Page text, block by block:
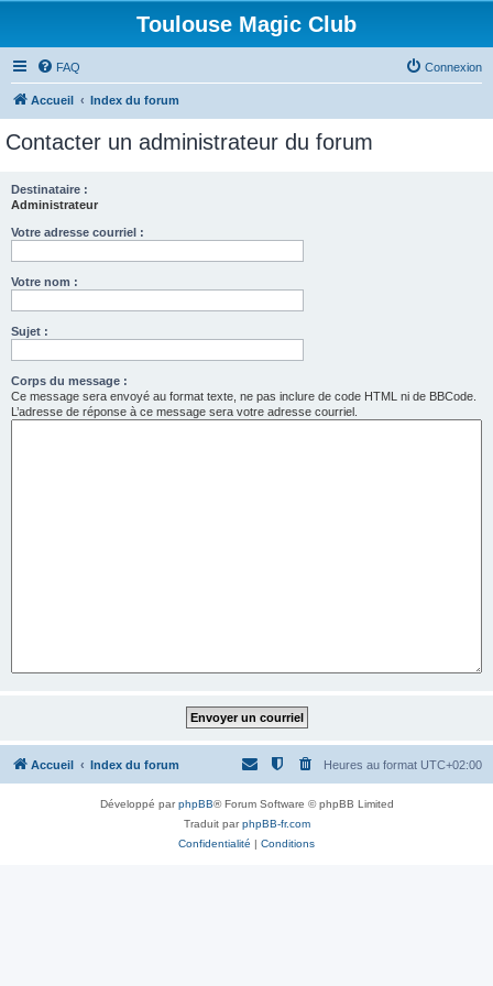
Toulouse Magic Club
FAQ Connexion
Accueil Index du forum
Contacter un administrateur du forum
Destinataire :
Administrateur
Votre adresse courriel :
Votre nom :
Sujet :
Corps du message :
Ce message sera envoyé au format texte, ne pas inclure de code HTML ni de BBCode.
L’adresse de réponse à ce message sera votre adresse courriel.
Accueil Index du forum Heures au format UTC+02:00
Développé parphpBB® Forum Software © phpBB Limited
Traduit parphpBB-fr.com
Confidentialité | Conditions